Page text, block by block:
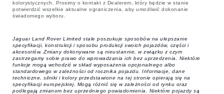
kolorystycznych. Prosimy o kontakt z Dealerem, który będzie w stanie
potwierdzić wszelkie aktualne ograniczenia, aby umożliwić dokonanie
świadomego wyboru.
Jaguar Land Rover Limited stale poszukuje sposobów na ulepszanie
specyfikacji, konstrukcji i sposobu produkcji swoich pojazdów, części i
akcesoriów. Zmiany dokonywane są nieustannie, w związku z czym
zastrzegamy sobie prawo do wprowadzania ich bez uprzedzenia. Niektóre
funkcje mogą wchodzić w skład wyposażenia opcjonalnego albo
standardowego w zależności od rocznika pojazdu. Informacje, dane
techniczne, silniki i kolory przedstawione na tej stronie opierają się na
specyfikacji europejskiej. Mogą różnić się w zależności od rynku oraz
podlegają zmianom bez uprzedniego powiadomienia. Niektóre pojazdy są